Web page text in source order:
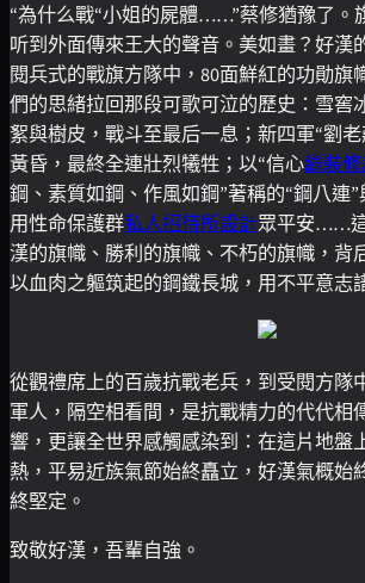
“為什么戰“小姐的屍體……”蔡修猶豫了。
听到外面傳來王大的聲音。美如畫？好漢
閱兵式的戰旗方隊中，80面鮮紅的功勛旗
們的思緒拉回那段可歌可泣的歷史：雪窖
絮與樹皮，戰斗至最后一息；新四軍“劉
黃昏，最終全連壯烈犧牲；以“信心綠裝
鋼、素質如鋼、作風如鋼”著稱的“鋼八連”
用性命保護群私人招待所設計眾平安……
漢的旗幟、勝利的旗幟、不朽的旗幟，背
以血肉之軀筑起的鋼鐵長城，用不平意志
從觀禮席上的百歲抗戰老兵，到受閱方隊
軍人，隔空相看間，是抗戰精力的代代相
響，更讓全世界感觸感染到：在這片地盤
熱，平易近族氣節始終矗立，好漢氣概始
終堅定。
致敬好漢，吾輩自強。